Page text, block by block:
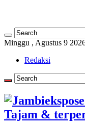
Minggu , Agustus 9
Redaksi
Tajam &